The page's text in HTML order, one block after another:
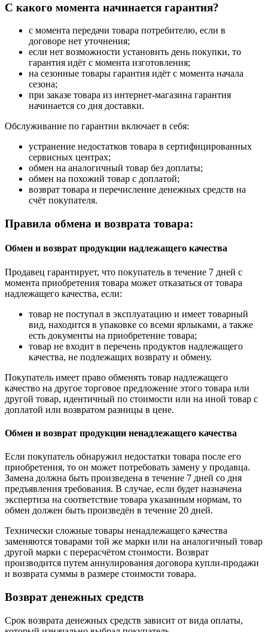
С какого момента начинается гарантия?
с момента передачи товара потребителю, если в
договоре нет уточнения;
если нет возможности установить день покупки, то
гарантия идёт с момента изготовления;
на сезонные товары гарантия идёт с момента начала
сезона;
при заказе товара из интернет-магазина гарантия
начинается со дня доставки.
Обслуживание по гарантии включает в себя:
устранение недостатков товара в сертифицированных
сервисных центрах;
обмен на аналогичный товар без доплаты;
обмен на похожий товар с доплатой;
возврат товара и перечисление денежных средств на
счёт покупателя.
Правила обмена и возврата товара:
Обмен и возврат продукции надлежащего качества
Продавец гарантирует, что покупатель в течение 7 дней с
момента приобретения товара может отказаться от товара
надлежащего качества, если:
товар не поступал в эксплуатацию и имеет товарный
вид, находится в упаковке со всеми ярлыками, а также
есть документы на приобретение товара;
товар не входит в перечень продуктов надлежащего
качества, не подлежащих возврату и обмену.
Покупатель имеет право обменять товар надлежащего
качество на другое торговое предложение этого товара или
другой товар, идентичный по стоимости или на иной товар с
доплатой или возвратом разницы в цене.
Обмен и возврат продукции ненадлежащего качества
Если покупатель обнаружил недостатки товара после его
приобретения, то он может потребовать замену у продавца.
Замена должна быть произведена в течение 7 дней со дня
предъявления требования. В случае, если будет назначена
экспертиза на соответствие товара указанным нормам, то
обмен должен быть произведён в течение 20 дней.
Технически сложные товары ненадлежащего качества
заменяются товарами той же марки или на аналогичный товар
другой марки с перерасчётом стоимости. Возврат
производится путем аннулирования договора купли-продажи
и возврата суммы в размере стоимости товара.
Возврат денежных средств
Срок возврата денежных средств зависит от вида оплаты,